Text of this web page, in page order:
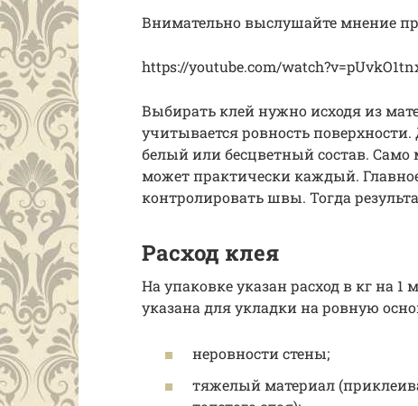
Внимательно выслушайте мнение
https://youtube.com/
Выбирать клей нужно исходя из
учитывается ровность
белый или бесцветный состав.
может практически каждый.
контролировать швы. Тогда
Расход клея
На упаковке указан расход в кг на
указана для укладки на ровную
неровности стены;
тяжелый материал